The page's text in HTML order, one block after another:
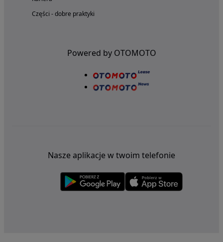
Części - dobre praktyki
Powered by OTOMOTO
Nasze aplikacje w twoim telefonie